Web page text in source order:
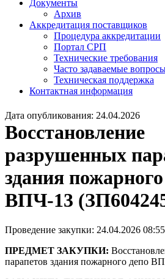
Документы
Архив
Аккредитация поставщиков
Процедура аккредитации
Портал СРП
Технические требования
Часто задаваемые
Техническая поддержка
Контактная информация
Дата опубликования: 24.04.2026
Восстановление
разрушенных
здания
ВПЧ-13
Проведение закупки: 24.04.2026
ПРЕДМЕТ ЗАКУПКИ:
парапетов здания пожарного депо